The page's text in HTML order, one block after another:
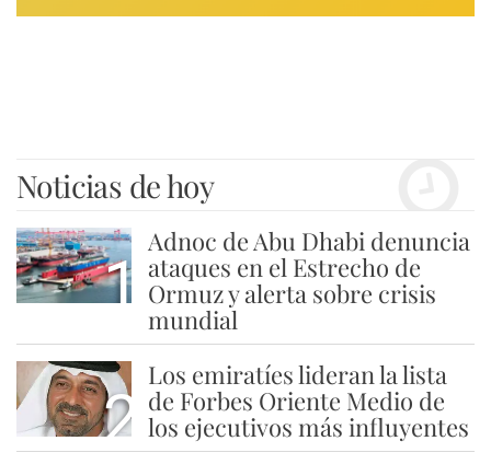
Noticias de hoy
1
Adnoc de Abu Dhabi denuncia
ataques en el Estrecho de
Ormuz y alerta sobre crisis
mundial
2
Los emiratíes lideran la lista
de Forbes Oriente Medio de
los ejecutivos más influyentes